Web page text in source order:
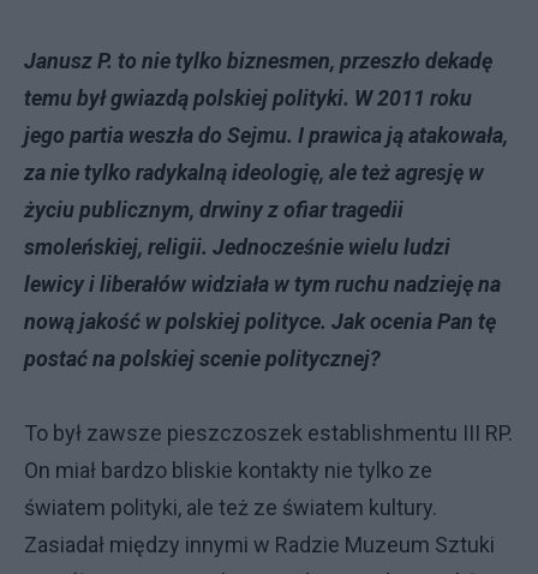
Janusz P. to nie tylko biznesmen, przeszło dekadę
temu był gwiazdą polskiej polityki. W 2011 roku
jego partia weszła do Sejmu. I prawica ją atakowała,
za nie tylko radykalną ideologię, ale też agresję w
życiu publicznym, drwiny z ofiar tragedii
smoleńskiej, religii. Jednocześnie wielu ludzi
lewicy i liberałów widziała w tym ruchu nadzieję na
nową jakość w polskiej polityce. Jak ocenia Pan tę
postać na polskiej scenie politycznej?
To był zawsze pieszczoszek establishmentu III RP.
On miał bardzo bliskie kontakty nie tylko ze
światem polityki, ale też ze światem kultury.
Zasiadał między innymi w Radzie Muzeum Sztuki